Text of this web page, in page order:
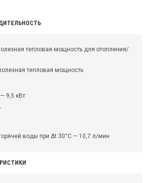
тепловая мощность для отопления/
тепловая мощность
9,5 кВт
воды при Δt 30°C — 10,7 л/мин